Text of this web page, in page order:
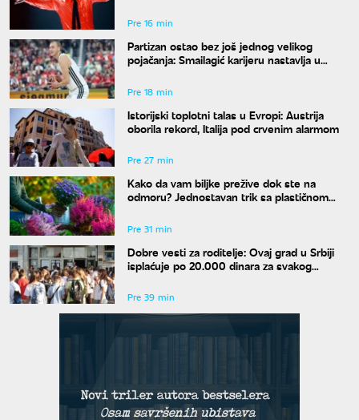
Pre 16 min
Partizan ostao bez još jednog velikog
pojačanja: Smailagić karijeru nastavlja u
Pre 18 min
Istorijski toplotni talas u Evropi: Austrija
oborila rekord, Italija pod crvenim alarmom
Pre 27 min
Kako da vam biljke prežive dok ste na
odmoru? Jednostavan trik sa plastičnom
Pre 31 min
Dobre vesti za roditelje: Ovaj grad u Srbiji
isplaćuje po 20.000 dinara za svakog
Pre 39 min